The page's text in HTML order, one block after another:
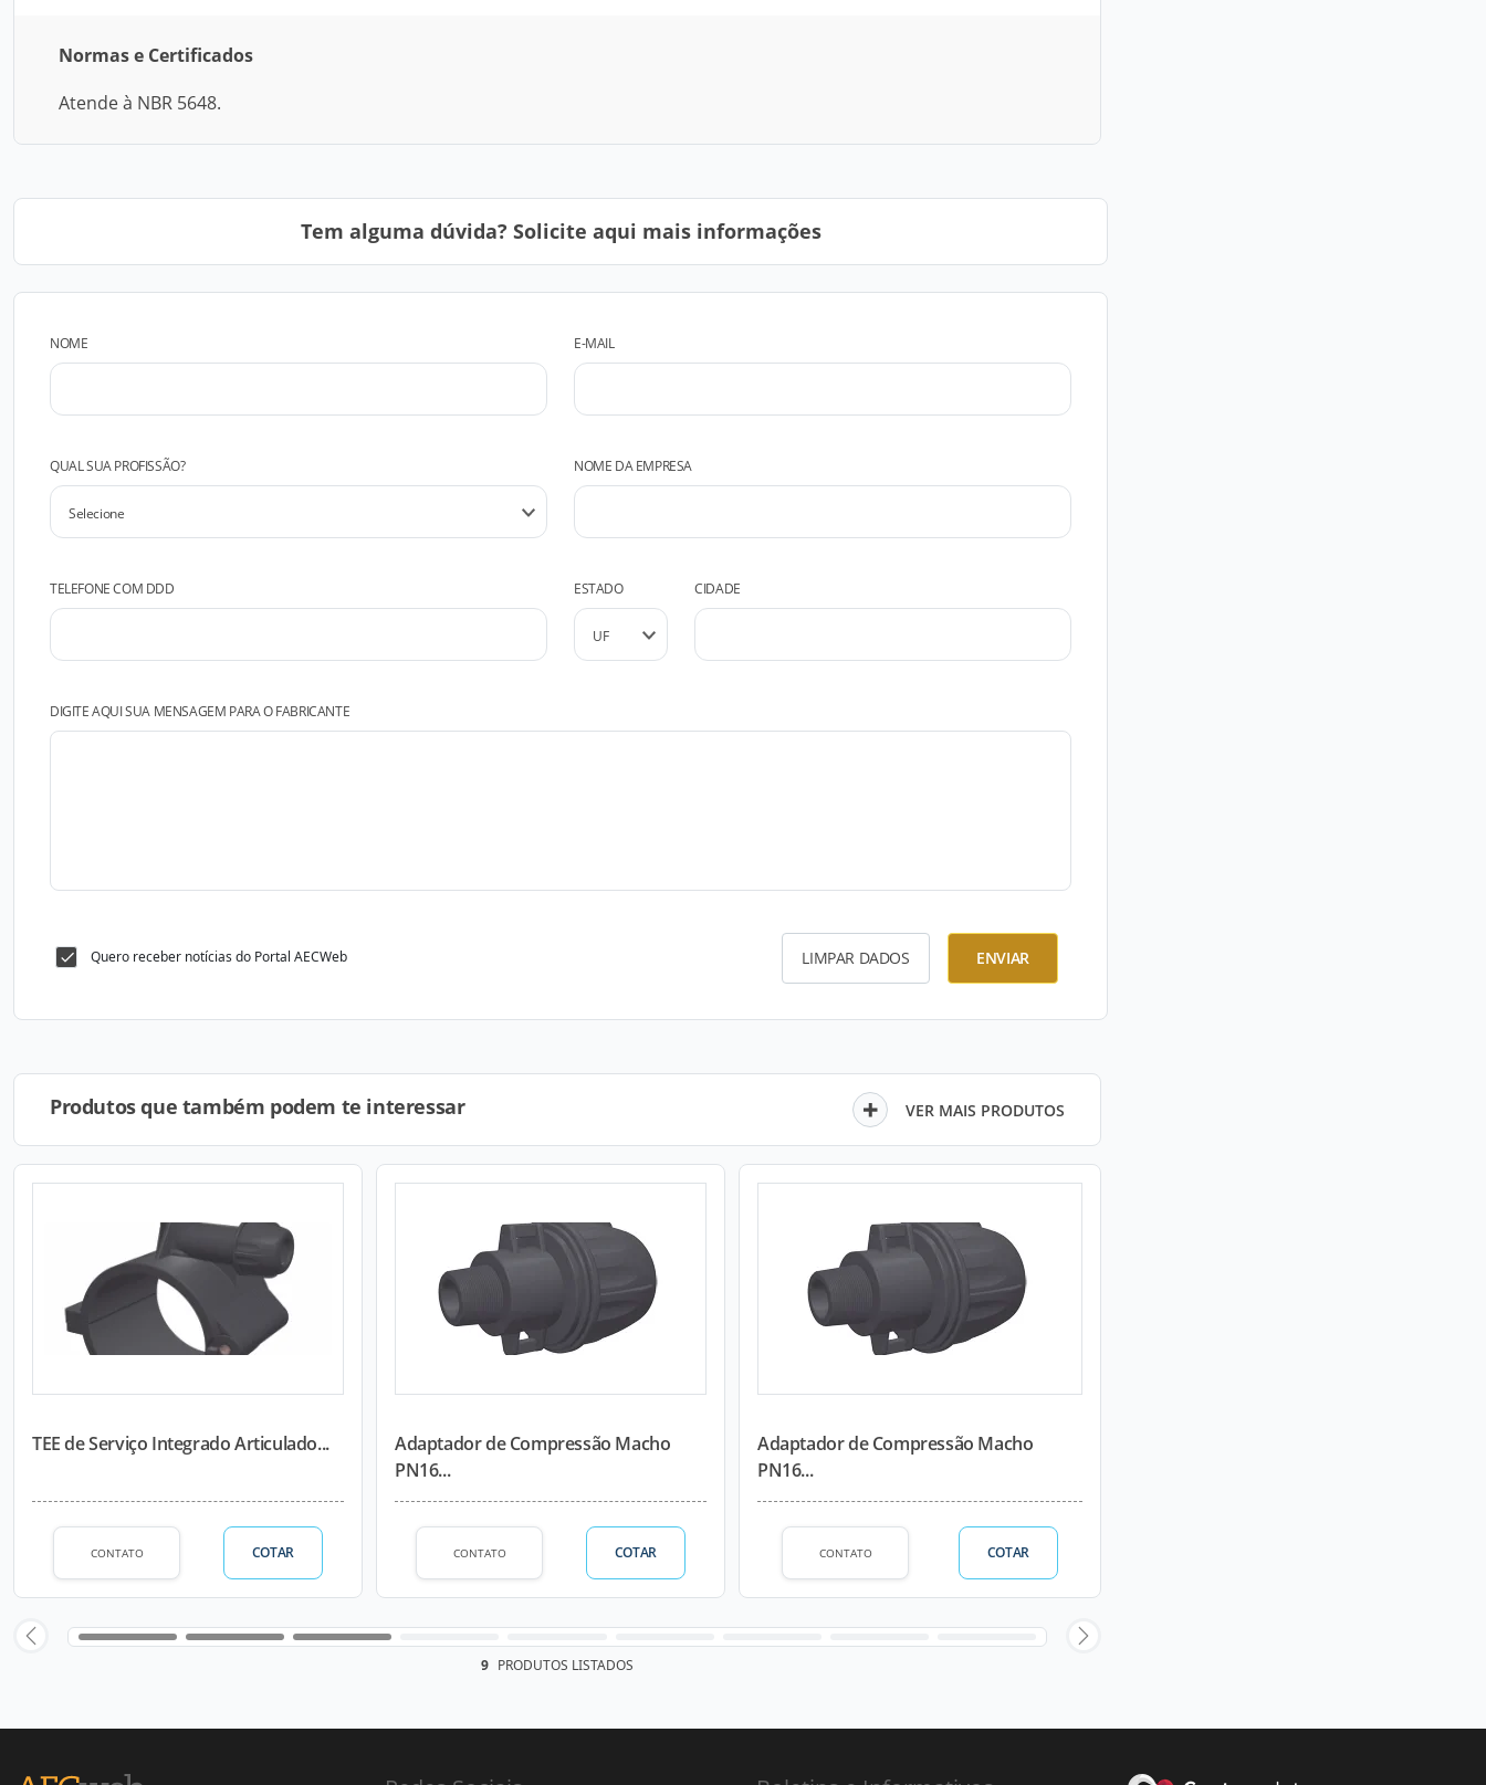
Normas e Certificados
Atende à NBR 5648.
Tem alguma dúvida? Solicite aqui mais informações
NOME E-MAIL
QUAL SUA PROFISSÃO? NOME DA EMPRESA
TELEFONE COM DDD ESTADO CIDADE
DIGITE AQUI SUA MENSAGEM PARA O FABRICANTE
Quero receber notícias do Portal AECWeb LIMPAR DADOS ENVIAR
Produtos que também podem te interessar VER MAIS PRODUTOS
TEE de Serviço Integrado Articulado...
CONTATO COTAR
Adaptador de Compressão Macho
PN16...
CONTATO COTAR
Adaptador de Compressão Macho
PN16...
CONTATO COTAR
9 PRODUTOS LISTADOS